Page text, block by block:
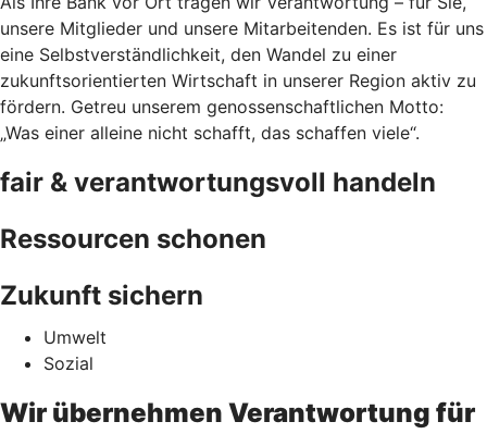
unsere Mitglieder und unsere Mitarbeitenden. Es ist für uns
eine Selbstverständlichkeit, den Wandel zu einer
zukunftsorientierten Wirtschaft in unserer Region aktiv zu
fördern. Getreu unserem genossenschaftlichen Motto:
„Was einer alleine nicht schafft, das schaffen viele“.
fair & verantwortungsvoll handeln
Ressourcen schonen
Zukunft sichern
Umwelt
Sozial
Wir übernehmen Verantwortung für